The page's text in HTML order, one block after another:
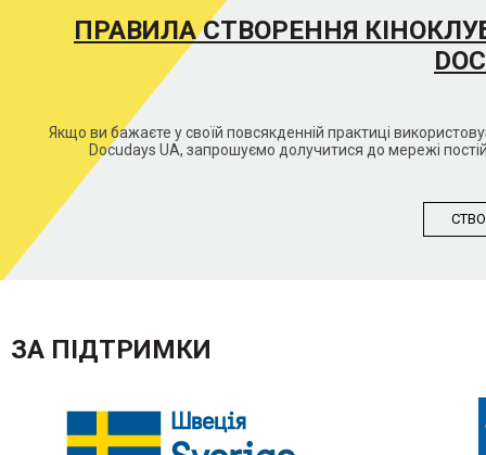
ПРАВИЛА СТВОРЕННЯ
Якщо ви бажаєте у своїй повсякденній практиці
Docudays UA, запрошуємо долучитися до мережі
ЗА ПІДТРИМКИ